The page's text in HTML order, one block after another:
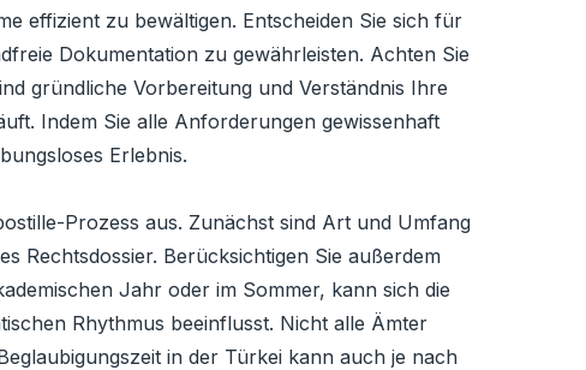
effizient zu bewältigen. Entscheiden Sie sich für
Dokumentation zu gewährleisten. Achten Sie
gründliche Vorbereitung und Verständnis Ihre
Indem Sie alle Anforderungen gewissenhaft
Erlebnis.
Prozess aus. Zunächst sind Art und Umfang
Rechtsdossier. Berücksichtigen Sie außerdem
Jahr oder im Sommer, kann sich die
Rhythmus beeinflusst. Nicht alle Ämter
in der Türkei kann auch je nach